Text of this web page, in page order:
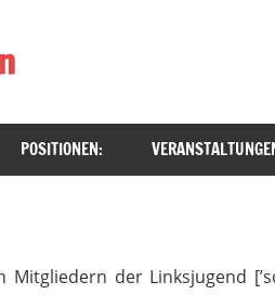
POSITIONEN:
der Linksjugend